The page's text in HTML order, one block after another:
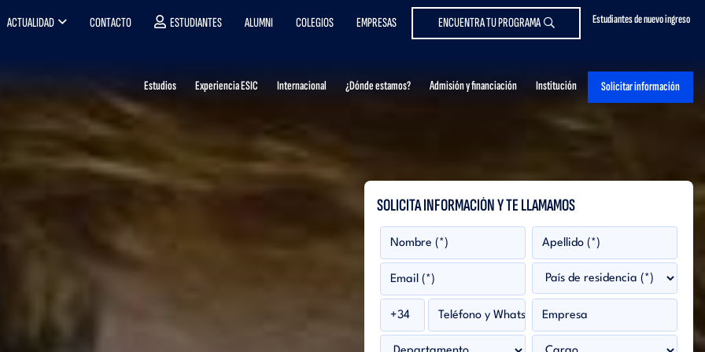
Estudiantes de nuevo ingreso
ACTUALIDAD CONTACTO ESTUDIANTES ALUMNI COLEGIOS EMPRESAS ENCUENTRA TU PROGRAMA
Estudios Experiencia ESIC Internacional ¿Dónde estamos? Admisión y financiación Institución Solicitar información
SOLICITA INFORMACIÓN Y TE LLAMAMOS